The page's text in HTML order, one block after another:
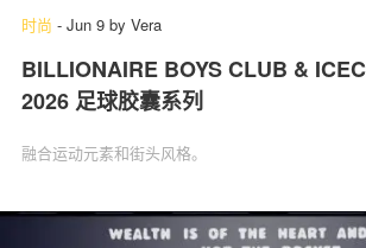
时尚 - Jun 9 by Vera
BILLIONAIRE BOYS CLUB &
2026 足球胶囊系列
融合运动元素和街头风格。